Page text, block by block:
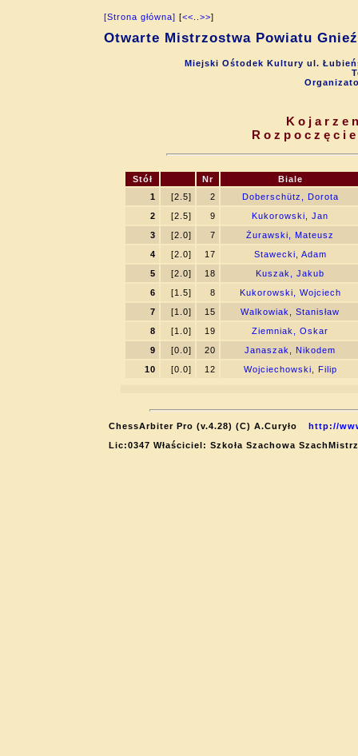
[Strona główna] [<< >>]
Otwarte Mistrzostwa Powiatu
Miejski Ośtodek Kultury ul.
Stół Nr
Biale
1
[2.5] 2
Doberschütz, Dorota
2
[2.5] 9
Kukorowski, Jan
3
[2.0] 7
Żurawski, Mateusz
4
[2.0] 17
Stawecki, Adam
5
[2.0] 18
Kuszak, Jakub
6
[1.5] 8
Kukorowski, Wojciech
7
[1.0] 15
Walkowiak, Stanisław
8
[1.0] 19
Ziemniak, Oskar
9
[0.0] 20
Janaszak, Nikodem
10
[0.0] 12 Wojciechowski, Filip
ChessArbiter Pro (v.4.28) (C) A.Curyło
http://
Lic:0347 Właściciel: Szkoła Szachowa